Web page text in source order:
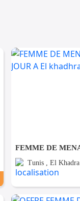
Tunis , El Khadra